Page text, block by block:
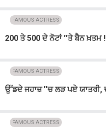
FAMOUS ACTRESS
200 ਤੇ 500 ਦੇ ਨੋਟਾਂ ''ਤੇ ਬੈਨ ਖ਼ਤਮ
FAMOUS ACTRESS
ਉੱਡਦੇ ਜਹਾਜ਼ ''ਚ ਲੜ ਪਏ ਯਾਤਰੀ,
FAMOUS ACTRESS